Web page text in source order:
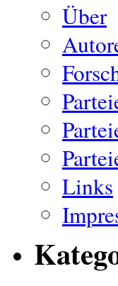
Über
Links